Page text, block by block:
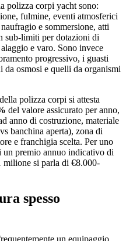
polizza corpi yacht sono:
fulmine, eventi atmosferici
e sommersione, atti
sub-limiti per dotazioni di
e varo. Sono invece
progressivo, i guasti
osmosi e quelli da organismi
polizza corpi si attesta
del valore assicurato per anno,
anno di costruzione, materiale
banchina aperta), zona di
e franchigia scelta. Per uno
premio annuo indicativo di
milione si parla di €8.000-
spesso
un equipaggio